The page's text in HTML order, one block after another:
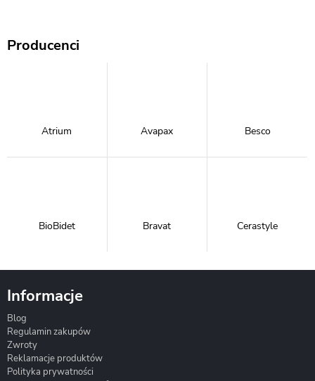
Producenci
Atrium Avapax Besco
BioBidet Bravat Cerastyle
Informacje
Blog
Regulamin zakupów
Zwroty
Reklamacje produktów
Polityka prywatności